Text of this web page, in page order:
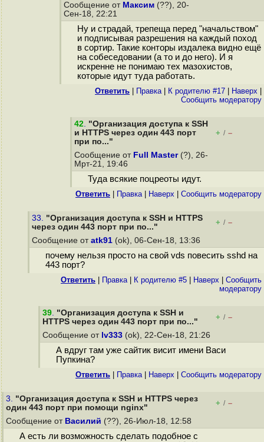
Сообщение от Максим (??), 20-
Сен-18, 22:21
Ну и страдай, трепеща перед "начальством"
и подписывая разрешения на каждый поход
в сортир. Такие конторы издалека видно ещё
на собеседовании (а то и до него). И я
искренне не понимаю тех мазохистов,
которые идут туда работать.
Ответить Правка| К родителю #17 Наверх
Cообщить модератору
42. "Организация доступа к SSH
и HTTPS через один 443 порт
при по..."
+ / –
Сообщение от Full Master(?), 26-
Мрт-21, 19:46
Туда всякие поцреоты идут.
Ответить Правка| Наверх Cообщить модератору
33. "Организация доступа к SSH и HTTPS
через один 443 порт при по..."
+ / –
Сообщение от atk91 (ok), 06-Сен-18, 13:36
почему нельзя просто на свой vds повесить sshd на
443 порт?
Ответить Правка| К родителю #5 Наверх
Cообщить
модератору
39. "Организация доступа к SSH и
HTTPS через один 443 порт при по..."
+ / –
Сообщение от lv333 (ok), 22-Сен-18, 21:26
А вдруг там уже сайтик висит имени Васи
Пупкина?
Ответить Правка| Наверх Cообщить модератору
3. "Организация доступа к SSH и HTTPS через
один 443 порт при помощи nginx"
+ / –
Сообщение от Василий (??), 26-Июл-18, 12:58
А есть ли возможность сделать подобное с